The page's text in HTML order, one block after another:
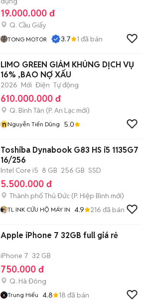
19.000.000 đ
Q. Cầu Giấy
TONG MOTOR 3.7 1 đã bán
LIMO GREEN GIẢM KHỦNG DỊCH VỤ
16% ,BAO NỢ XẤU
2026 Mới Điện Tự động
610.000.000 đ
Q. Bình Tân (P. An Lạc mới)
nNguyễn Tiến Dũng 5.0
Toshiba Dynabook G83 HS i5 1135G7
16/256
Intel Core i5 8 GB 256 GB SSD
5.500.000 đ
Thành phố Thủ Đức (P. Hiệp Bình mới)
TL INK CỨU HỘ MÁY IN 4.9 216 đã bán
Apple iPhone 7 32GB full giá rẻ
iPhone 7 32 GB
750.000 đ
Q. Hà Đông
Trung Hiếu 4.8 18 đã bán